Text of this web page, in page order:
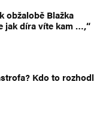
obžalobě Blažka
jak díra víte kam …,“
Kdo to rozhodl